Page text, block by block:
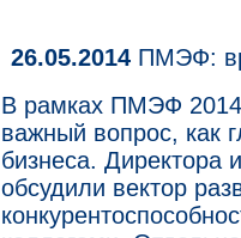
26.05.2014 ПМЭФ:
В рамках ПМЭФ 2014
важный вопрос, как
бизнеса. Директора
обсудили вектор